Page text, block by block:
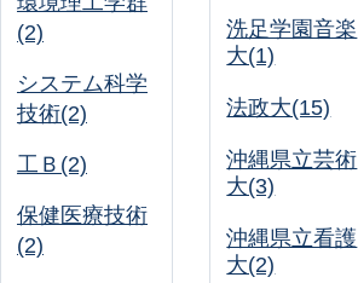
(2)
システム科学
技術(2)
工Ｂ(2)
保健医療技術
(2)
洗足学園音楽
大(1)
法政大(15)
沖縄県立芸術
大(3)
沖縄県立看護
大(2)